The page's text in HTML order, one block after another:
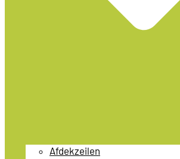
Afdekzeilen